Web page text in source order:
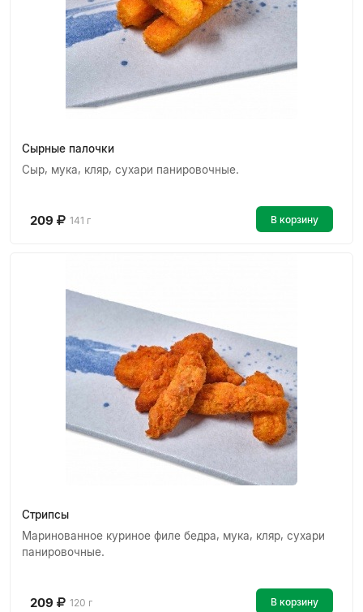
Сырные палочки
Сыр, мука, кляр, сухари панировочные.
209 141 г В корзину
Стрипсы
Маринованное куриное филе бедра, мука, кляр, сухари
панировочные.
209 120 г В корзину